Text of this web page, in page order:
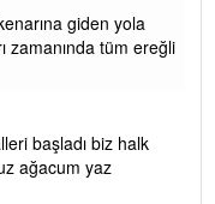
giden yola
zamanında tüm ereğli
başladı biz halk
ağacum yaz